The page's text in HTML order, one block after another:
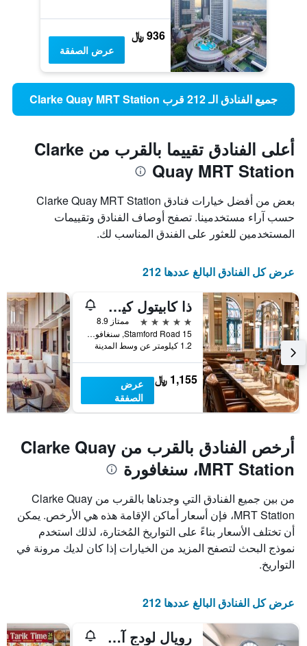
936 ﷼
عرض الصفقة
جميع الفنادق الـ 212 قرب Clarke Quay MRT Station
أعلى الفنادق تقييما بالقرب من Clarke
Quay MRT Station
بعض من أفضل خيارات فنادق Clarke Quay MRT Station
حسب آراء مستخدمينا. تصفح أوصاف الفنادق وتقييمات
المستخدمين للعثور على الفندق المناسب لك.
عرض كل الفنادق البالغ عددها 212
ذا كابيتول كيمبينسكي هوتل سينجابور
5 نجوم
ممتاز 8.9
15 Stamford Road, سنغافورة, سنغافورة
1.2 كيلومتر عن وسط المدينة
1,155 ﷼
عرض
الصفقة
أرخص الفنادق بالقرب من Clarke Quay
MRT Station، سنغافورة
من بين جميع الفنادق التي وجدناها بالقرب من Clarke Quay
MRT Station، فإن أسعار أماكن الإقامة هذه هي الأرخص. يمكن
أن تختلف الأسعار بناءً على التواريخ المُختارة، لذلك استخدم
نموذج البحث لتصفح المزيد من الخيارات إذا كان لديك مرونة في
التواريخ.
عرض كل الفنادق البالغ عددها 212
رويال لودج آت باجودا ستريت - بيت شباب